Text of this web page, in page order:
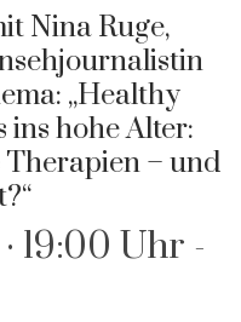
Nina Ruge,
„Healthy
ins hohe Alter:
– und
19:00 Uhr -